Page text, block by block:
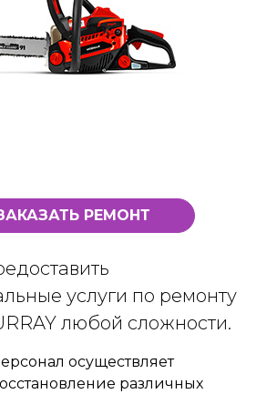
РЕМОНТ
услуги по ремонту
любой сложности.
осуществляет
различных